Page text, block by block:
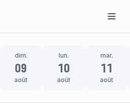
dim.
09
août
lun.
10
août
mar.
11
août